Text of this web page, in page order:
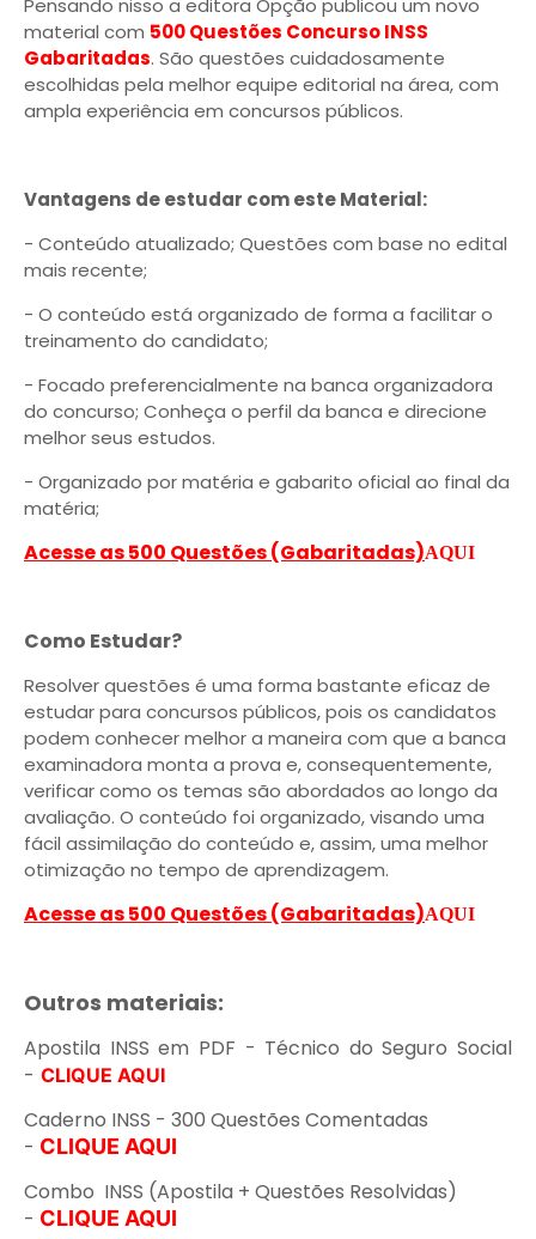
Pensando nisso a editora Opção publicou um novo
material com 500 Questões Concurso INSS
Gabaritadas. São questões cuidadosamente
escolhidas pela melhor equipe editorial na área, com
ampla experiência em concursos públicos.
Vantagens de estudar com este Material:
- Conteúdo atualizado; Questões com base no edital
mais recente;
- O conteúdo está organizado de forma a facilitar o
treinamento do candidato;
- Focado preferencialmente na banca organizadora
do concurso; Conheça o perfil da banca e direcione
melhor seus estudos.
- Organizado por matéria e gabarito oficial ao final da
matéria;
Acesse as 500 Questões (Gabaritadas)AQUI
Como Estudar?
Resolver questões é uma forma bastante eficaz de
estudar para concursos públicos, pois os candidatos
podem conhecer melhor a maneira com que a banca
examinadora monta a prova e, consequentemente,
verificar como os temas são abordados ao longo da
avaliação. O conteúdo foi organizado, visando uma
fácil assimilação do conteúdo e, assim, uma melhor
otimização no tempo de aprendizagem.
Acesse as 500 Questões (Gabaritadas)AQUI
Outros materiais:
Apostila INSS em PDF - Técnico do Seguro Social
- CLIQUE AQUI
Caderno INSS - 300 Questões Comentadas
- CLIQUE AQUI
Combo INSS (Apostila + Questões Resolvidas)
- CLIQUE AQUI